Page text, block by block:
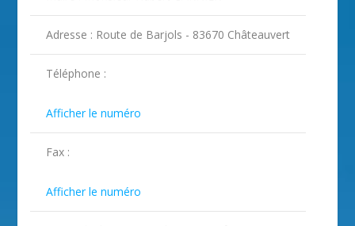
ILLUSTRATION CHÂTEAUVERT ( 2 )
Adresse : Route de Barjols - 83670 Châteauvert
Téléphone :
Afficher le numéro
Fax :
Afficher le numéro